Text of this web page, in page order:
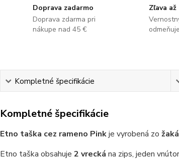
Doprava zadarmo
Doprava zdarma pri
nákupe nad 45 €
Zľava až
Kompletné špecifikácie
Kompletné špecifikácie
Etno taška cez rameno Pinkje vyrobená zo
Etno taška obsahuje 2 vrecká na zips, jeden